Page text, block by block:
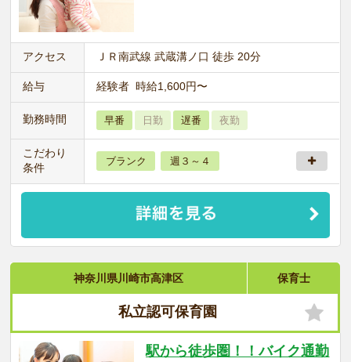
アクセス ＪＲ南武線 武蔵溝ノ口 徒歩 20分
給与 経験者 時給1,600円〜
勤務時間 早番 日勤 遅番 夜勤
こだわり
条件
ブランク 週３～４
神奈川県川崎市高津区 保育士
私立認可保育園
駅から徒歩圏！！バイク通勤